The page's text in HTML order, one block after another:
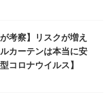
考察】リスクが増え
カーテンは本当に安
コロナウイルス】